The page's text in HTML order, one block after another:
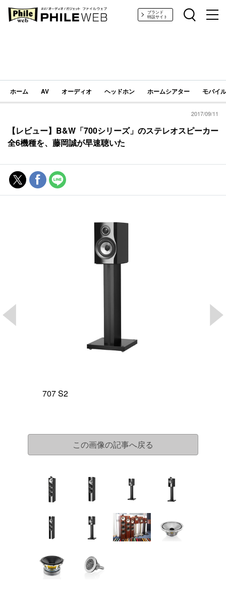
PHILE WEB｜AV/オーディオ/ガジェットブランド
特設サイト
ホーム AV オーディオ ヘッドホン ホームシアター モバイ
2017/09/11
【レビュー】B&W「700シリーズ」のステレオスピーカー
全6機種を、藤岡誠が早速聴いた
707 S2
この画像の記事へ戻る